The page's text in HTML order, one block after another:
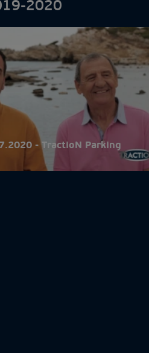
2020
Parking